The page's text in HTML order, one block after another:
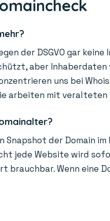
der DSGVO gar
aber Inhaberdaten
uns bei
arbeiten mit
der Domain
jede Website wird
brauchbar. Wenn eine